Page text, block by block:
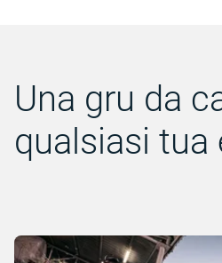
Una gru da
qualsiasi tua